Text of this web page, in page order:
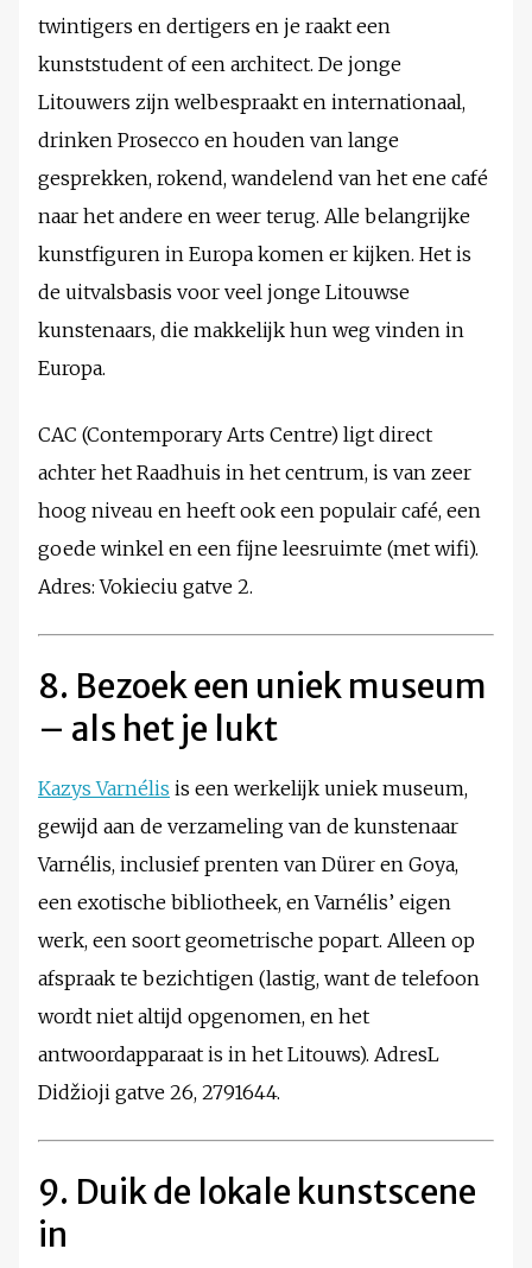
twintigers en dertigers en je raakt een
kunststudent of een architect. De jonge
Litouwers zijn welbespraakt en internationaal,
drinken Prosecco en houden van lange
gesprekken, rokend, wandelend van het ene café
naar het andere en weer terug. Alle belangrijke
kunstfiguren in Europa komen er kijken. Het is
de uitvalsbasis voor veel jonge Litouwse
kunstenaars, die makkelijk hun weg vinden in
Europa.
CAC (Contemporary Arts Centre) ligt direct
achter het Raadhuis in het centrum, is van zeer
hoog niveau en heeft ook een populair café, een
goede winkel en een fijne leesruimte (met wifi).
Adres: Vokieciu gatve 2.
8. Bezoek een uniek museum
– als het je lukt
Kazys Varnélis is een werkelijk uniek museum,
gewijd aan de verzameling van de kunstenaar
Varnélis, inclusief prenten van Dürer en Goya,
een exotische bibliotheek, en Varnélis’ eigen
werk, een soort geometrische popart. Alleen op
afspraak te bezichtigen (lastig, want de telefoon
wordt niet altijd opgenomen, en het
antwoordapparaat is in het Litouws). AdresL
Didžioji gatve 26, 2791644.
9. Duik de lokale kunstscene
in